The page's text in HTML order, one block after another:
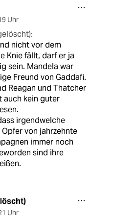
Uhr
nicht vor dem
Knie fällt, darf er ja
sein. Mandela war
Freund von Gaddafi.
Reagan und Thatcher
auch kein guter
irgendwelche
von jahrzehnte
immer noch
sind ihre
Uhr